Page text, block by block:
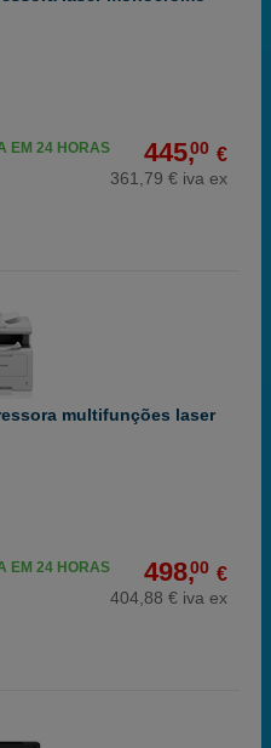
445,00 €
361,79 € iva ex
EM 24 HORAS
multifunções laser
498,00 €
404,88 € iva ex
EM 24 HORAS